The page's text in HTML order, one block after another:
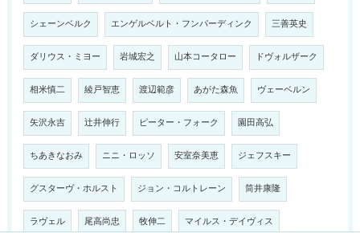
シェーンベルク エンゲルベルト・フンパーディンク 三善英史
ダリウス・ミヨー 岩城宏之 山本コータロー ドヴォルザーク
相米慎二 綾戸智恵 渡辺範彦 あがた森魚 ヴェーベルン
矢沢永吉 辻井伸行 ピーター・フォーク 園田高弘
ちあきなおみ ニニ・ロッソ 安室奈美恵 ジェフスキー
グスターヴ・ホルスト ジョン・コルトレーン 筒井康隆
ラヴェル 尾高尚忠 牧伸二 マイルス・デイヴィス